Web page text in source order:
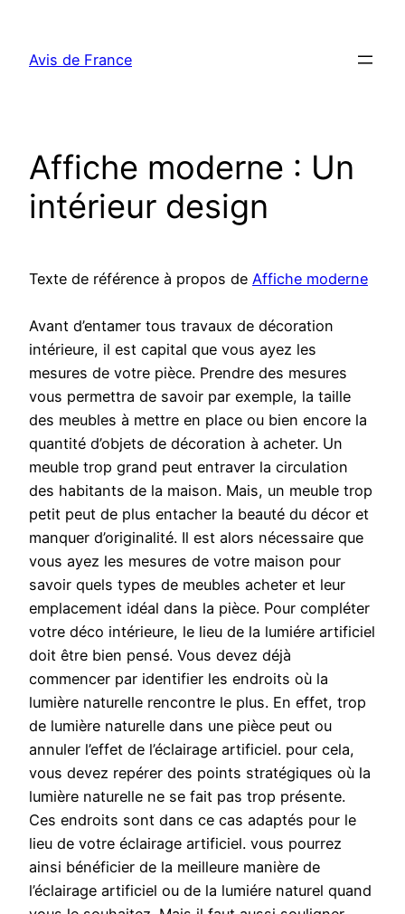
contenu
Avis de France
Affiche moderne : Un
intérieur design
Texte de référence à propos de Affiche moderne
Avant d’entamer tous travaux de décoration
intérieure, il est capital que vous ayez les
mesures de votre pièce. Prendre des mesures
vous permettra de savoir par exemple, la taille
des meubles à mettre en place ou bien encore la
quantité d’objets de décoration à acheter. Un
meuble trop grand peut entraver la circulation
des habitants de la maison. Mais, un meuble trop
petit peut de plus entacher la beauté du décor et
manquer d’originalité. Il est alors nécessaire que
vous ayez les mesures de votre maison pour
savoir quels types de meubles acheter et leur
emplacement idéal dans la pièce. Pour compléter
votre déco intérieure, le lieu de la lumiére artificiel
doit être bien pensé. Vous devez déjà
commencer par identifier les endroits où la
lumière naturelle rencontre le plus. En effet, trop
de lumière naturelle dans une pièce peut ou
annuler l’effet de l’éclairage artificiel. pour cela,
vous devez repérer des points stratégiques où la
lumière naturelle ne se fait pas trop présente.
Ces endroits sont dans ce cas adaptés pour le
lieu de votre éclairage artificiel. vous pourrez
ainsi bénéficier de la meilleure manière de
l’éclairage artificiel ou de la lumiére naturel quand